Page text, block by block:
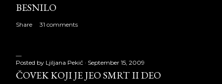
BESNILO
Share 31 comments
Posted by Ljiljana Pekić September 15, 2009
ČOVEK KOJI JE JEO SMRT II DEO